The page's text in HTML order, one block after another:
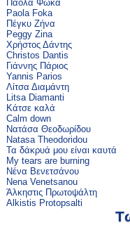
Πάολα Φωκά
Paola Foka
Πέγκυ Ζήνα
Peggy Zina
Χρήστος Δάντης
Christos Dantis
Γιάννης Πάριος
Yannis Parios
Λίτσα Διαμάντη
Litsa Diamanti
Κάτσε καλά
Calm down
Νατάσα Θεοδωρίδου
Natasa Theodoridou
Τα δάκρυά μου είναι καυτά
My tears are burning
Νένα Βενετσάνου
Nena Venetsanou
Άλκηστις Πρωτοψάλτη
Alkistis Protopsalti